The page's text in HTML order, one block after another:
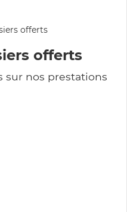
offerts
sur nos prestations